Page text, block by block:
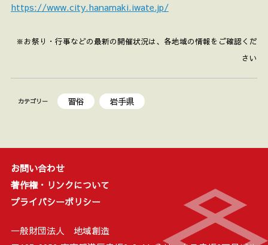
https://www.city.hanamaki.iwate.jp/
※お祭り・行事などの最新の開催状況は、各地域の情報をご確認くだ
さい
カテゴリー 習俗 岩手県
お問い合わせ
著作権・リンクについて
プライバシーポリシー
一般財団法人 地域創造